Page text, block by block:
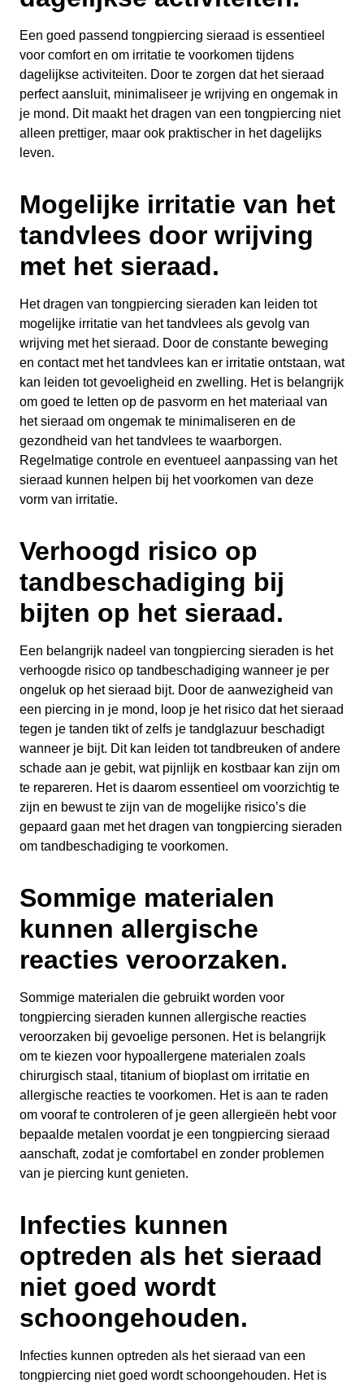
Een goed passend tongpiercing sieraad is essentieel
voor comfort en om irritatie te voorkomen tijdens
dagelijkse activiteiten. Door te zorgen dat het sieraad
perfect aansluit, minimaliseer je wrijving en ongemak in
je mond. Dit maakt het dragen van een tongpiercing niet
alleen prettiger, maar ook praktischer in het dagelijks
leven.
Mogelijke irritatie van het
tandvlees door wrijving
met het sieraad.
Het dragen van tongpiercing sieraden kan leiden tot
mogelijke irritatie van het tandvlees als gevolg van
wrijving met het sieraad. Door de constante beweging
en contact met het tandvlees kan er irritatie ontstaan, wat
kan leiden tot gevoeligheid en zwelling. Het is belangrijk
om goed te letten op de pasvorm en het materiaal van
het sieraad om ongemak te minimaliseren en de
gezondheid van het tandvlees te waarborgen.
Regelmatige controle en eventueel aanpassing van het
sieraad kunnen helpen bij het voorkomen van deze
vorm van irritatie.
Verhoogd risico op
tandbeschadiging bij
bijten op het sieraad.
Een belangrijk nadeel van tongpiercing sieraden is het
verhoogde risico op tandbeschadiging wanneer je per
ongeluk op het sieraad bijt. Door de aanwezigheid van
een piercing in je mond, loop je het risico dat het sieraad
tegen je tanden tikt of zelfs je tandglazuur beschadigt
wanneer je bijt. Dit kan leiden tot tandbreuken of andere
schade aan je gebit, wat pijnlijk en kostbaar kan zijn om
te repareren. Het is daarom essentieel om voorzichtig te
zijn en bewust te zijn van de mogelijke risico’s die
gepaard gaan met het dragen van tongpiercing sieraden
om tandbeschadiging te voorkomen.
Sommige materialen
kunnen allergische
reacties veroorzaken.
Sommige materialen die gebruikt worden voor
tongpiercing sieraden kunnen allergische reacties
veroorzaken bij gevoelige personen. Het is belangrijk
om te kiezen voor hypoallergene materialen zoals
chirurgisch staal, titanium of bioplast om irritatie en
allergische reacties te voorkomen. Het is aan te raden
om vooraf te controleren of je geen allergieën hebt voor
bepaalde metalen voordat je een tongpiercing sieraad
aanschaft, zodat je comfortabel en zonder problemen
van je piercing kunt genieten.
Infecties kunnen
optreden als het sieraad
niet goed wordt
schoongehouden.
Infecties kunnen optreden als het sieraad van een
tongpiercing niet goed wordt schoongehouden. Het is